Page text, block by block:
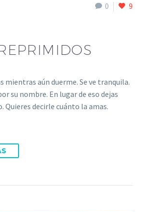
0
9
mientras aún duerme. Se ve tranquila.
su nombre. En lugar de eso dejas
Quieres decirle cuánto la amas.